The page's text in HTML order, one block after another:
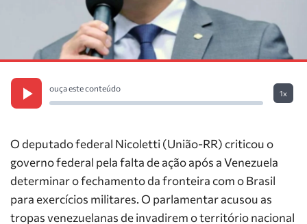
ouça este conteúdo
1x
O deputado federal Nicoletti (União-RR) criticou o
governo federal pela falta de ação após a Venezuela
determinar o fechamento da fronteira com o Brasil
para exercícios militares. O parlamentar acusou as
tropas venezuelanas de invadirem o território nacional